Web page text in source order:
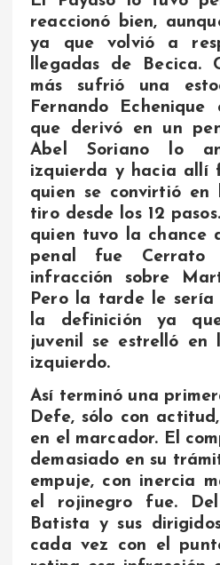
reaccionó bien,
ya que volvió a
llegadas de Becica.
más sufrió una
Fernando Echenique
que derivó en un
Abel Soriano lo
izquierda y hacia allí
quien se convirtió
tiro desde los 12
quien tuvo la chance
penal fue
infracción sobre
Pero la tarde le
la definición ya
juvenil se estrelló en
izquierdo.
Así terminó una
Defe, sólo con
en el marcador. El
demasiado en su
empuje, con inercia
el rojinegro fue.
Batista y sus
cada vez con el